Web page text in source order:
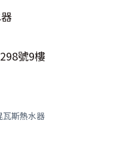
號9樓
斯熱水器